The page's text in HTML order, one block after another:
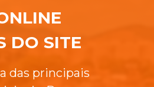
DO SITE
das principais